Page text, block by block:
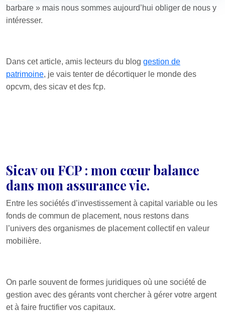
barbare » mais nous sommes aujourd’hui obliger de nous y
intéresser.
Dans cet article, amis lecteurs du blog gestion de
patrimoine, je vais tenter de décortiquer le monde des
opcvm, des sicav et des fcp.
Sicav ou FCP : mon cœur balance
dans mon assurance vie.
Entre les sociétés d’investissement à capital variable ou les
fonds de commun de placement, nous restons dans
l’univers des organismes de placement collectif en valeur
mobilière.
On parle souvent de formes juridiques où une société de
gestion avec des gérants vont chercher à gérer votre argent
et à faire fructifier vos capitaux.